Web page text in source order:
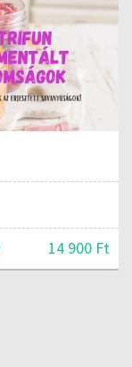
14 900 Ft